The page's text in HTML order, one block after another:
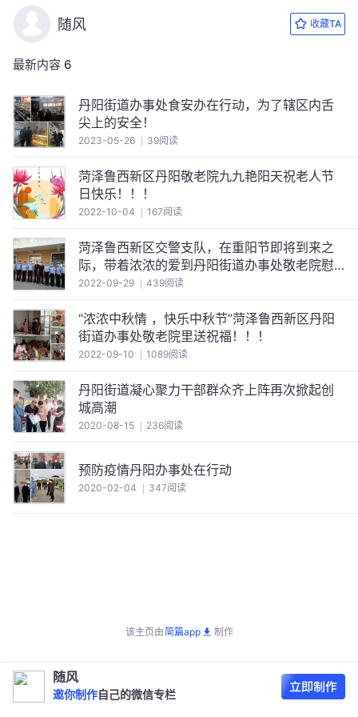
随风 收藏TA
最新内容 6
丹阳街道办事处食安办在行动，为了辖区内舌
尖上的安全！
2023-05-26 39阅读
菏泽鲁西新区丹阳敬老院九九艳阳天祝老人节
日快乐！！！
2022-10-04 167阅读
菏泽鲁西新区交警支队，在重阳节即将到来之
际，带着浓浓的爱到丹阳街道办事处敬老院慰
问老年人！！！
2022-09-29 439阅读
“浓浓中秋情 ，快乐中秋节”菏泽鲁西新区丹阳
街道办事处敬老院里送祝福！！！
2022-09-10 1089阅读
丹阳街道凝心聚力干部群众齐上阵再次掀起创
城高潮
2020-08-15 236阅读
预防疫情丹阳办事处在行动
2020-02-04 347阅读
该主页由简篇app 制作
随风
邀你制作 自己的微信专栏